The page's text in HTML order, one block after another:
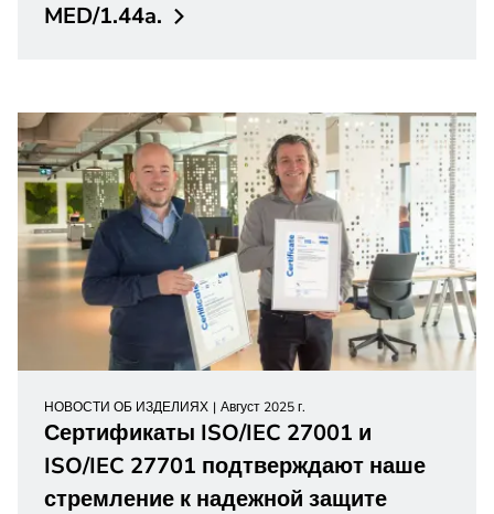
MED/1.44a.
НОВОСТИ ОБ ИЗДЕЛИЯХ Август 2025 г.
Сертификаты ISO/IEC 27001 и
ISO/IEC 27701 подтверждают наше
стремление к надежной защите